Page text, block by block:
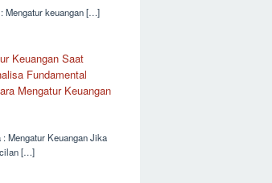
Mengatur keuangan […]
Keuangan Saat
Fundamental
Mengatur Keuangan
Mengatur Keuangan Jika
[…]